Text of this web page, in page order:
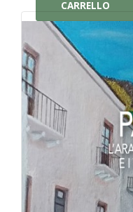
CARRELLO